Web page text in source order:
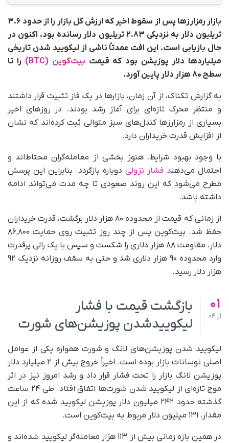
بازار رمزارزها پس از سقوط اخیر که ارزش کل بازار را از حدود ۳.۶
تریلیون دلار به نزدیکی ۲.۸۳ تریلیون دلار رسانده بود، اکنون در
حال بازیابی است. این افت عمدتاً ناشی از لیکویید شدن تاریخی
میلیاردها دلار پوزیشن بود که قیمت بیت‌کوین (BTC)
را تا
سطح ۸۰ هزار دلار پایین آورد.
به گزارش تکناک، از آن زمان، بازارها در یک فاز تثبیت قرار داشتند
و منتظر محرک تازه‌ای برای آغاز رشد بودند. در روزهای اخیر
بسیاری از رمزارزها کندل‌های سبز متوالی ثبت کرده‌اند که نشان
از افزایش قدرت خریداران دارد.
با وجود بهبود شرایط، هنوز بخشی از معامله‌گران محتاط‌اند و
احتمال می‌دهند فشار نزولی دوباره بازگردد. بنابراین این پرسش
مطرح می‌شود که این روند صعودی تا چه مدت می‌تواند ادامه
داشته باشد.
از زمانی که قیمت از محدوده ۸۰ هزار دلار برگشت، قدرت خریداران
حفظ شد. بیت‌کوین پس از چند روز تثبیت روی حمایت ۸۶٬۸۰۰
دلار، مقاومت ۸۸ هزار دلاری را شکست و سپس با یک رالی پرقدرت
وارد محدوده ۹۰ هزار دلاری شد و حتی به سقف روزانه نزدیک ۹۲
هزار دلار رسید.
01
از
بازگشت قیمت با فشار
لیکوییدشدن پوزیشن‌های شورت
لیکویید شدن پوزیشن‌های لانگ و شورت همواره یکی از عوامل
اصلی نوسانات بازار بوده است. اخیراً خروج بیش از ۲ میلیارد دلار
پوزیشن لانگ بازار را تحت فشار قرار داد و رشد امروز نیز در اثر
موج تازه‌ای از لیکویید شدن شورت‌ها اتفاق افتاد. طی ۲۴ ساعت
گذشته حدود ۲۴۲ میلیون دلار پوزیشن لیکویید شده که از این
مقدار، ۱۳۱ میلیون دلار مربوط به بیت‌کوین است.
در همین بازه زمانی بیش از ۱۱۳ هزار معامله‌گر لیکویید شده‌اند و